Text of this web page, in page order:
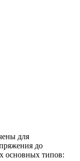
для
до
основных типов: